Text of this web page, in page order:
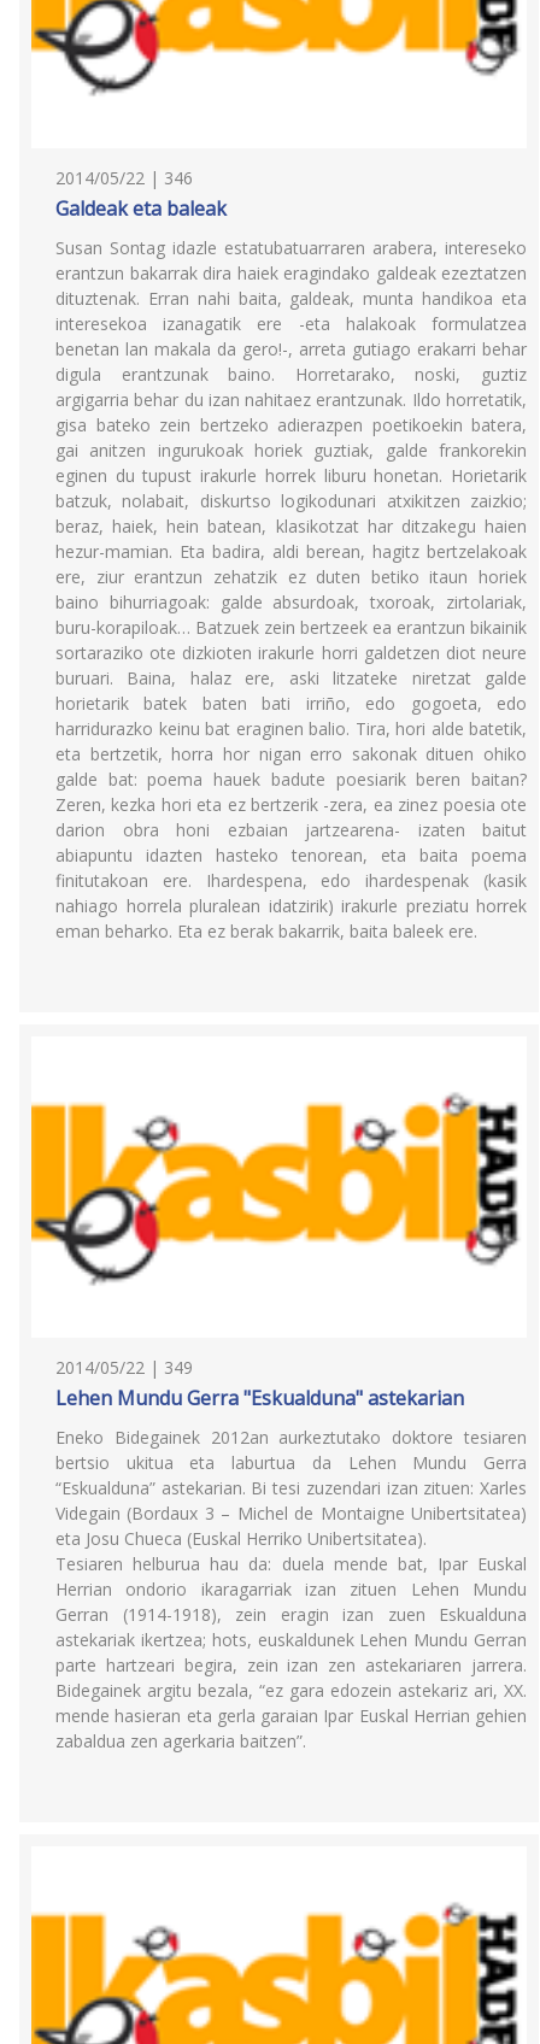
2014/05/22 | 346
Galdeak eta baleak
Susan Sontag idazle estatubatuarraren arabera, intereseko
erantzun bakarrak dira haiek eragindako galdeak ezeztatzen
dituztenak. Erran nahi baita, galdeak, munta handikoa eta
interesekoa izanagatik ere -eta halakoak formulatzea
benetan lan makala da gero!-, arreta gutiago erakarri behar
digula erantzunak baino. Horretarako, noski, guztiz
argigarria behar du izan nahitaez erantzunak. Ildo horretatik,
gisa bateko zein bertzeko adierazpen poetikoekin batera,
gai anitzen ingurukoak horiek guztiak, galde frankorekin
eginen du tupust irakurle horrek liburu honetan. Horietarik
batzuk, nolabait, diskurtso logikodunari atxikitzen zaizkio;
beraz, haiek, hein batean, klasikotzat har ditzakegu haien
hezur-mamian. Eta badira, aldi berean, hagitz bertzelakoak
ere, ziur erantzun zehatzik ez duten betiko itaun horiek
baino bihurriagoak: galde absurdoak, txoroak, zirtolariak,
buru-korapiloak… Batzuek zein bertzeek ea erantzun bikainik
sortaraziko ote dizkioten irakurle horri galdetzen diot neure
buruari. Baina, halaz ere, aski litzateke niretzat galde
horietarik batek baten bati irriño, edo gogoeta, edo
harridurazko keinu bat eraginen balio. Tira, hori alde batetik,
eta bertzetik, horra hor nigan erro sakonak dituen ohiko
galde bat: poema hauek badute poesiarik beren baitan?
Zeren, kezka hori eta ez bertzerik -zera, ea zinez poesia ote
darion obra honi ezbaian jartzearena- izaten baitut
abiapuntu idazten hasteko tenorean, eta baita poema
finitutakoan ere. Ihardespena, edo ihardespenak (kasik
nahiago horrela pluralean idatzirik) irakurle preziatu horrek
eman beharko. Eta ez berak bakarrik, baita baleek ere.
2014/05/22 | 349
Lehen Mundu Gerra "Eskualduna" astekarian
Eneko Bidegainek 2012an aurkeztutako doktore tesiaren
bertsio ukitua eta laburtua da Lehen Mundu Gerra
“Eskualduna” astekarian. Bi tesi zuzendari izan zituen: Xarles
Videgain (Bordaux 3 – Michel de Montaigne Unibertsitatea)
eta Josu Chueca (Euskal Herriko Unibertsitatea).
Tesiaren helburua hau da: duela mende bat, Ipar Euskal
Herrian ondorio ikaragarriak izan zituen Lehen Mundu
Gerran (1914-1918), zein eragin izan zuen Eskualduna
astekariak ikertzea; hots, euskaldunek Lehen Mundu Gerran
parte hartzeari begira, zein izan zen astekariaren jarrera.
Bidegainek argitu bezala, “ez gara edozein astekariz ari, XX.
mende hasieran eta gerla garaian Ipar Euskal Herrian gehien
zabaldua zen agerkaria baitzen”.